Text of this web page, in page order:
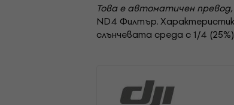
Това е автоматичен
ND4 Филтър.
слънчевата среда с 1/4 (25%).